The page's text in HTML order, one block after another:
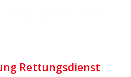
Rettungsdienst